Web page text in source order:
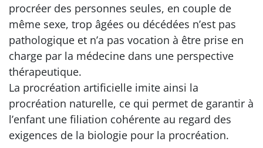
procréer des personnes seules, en couple de
même sexe, trop âgées ou décédées n’est pas
pathologique et n’a pas vocation à être prise en
charge par la médecine dans une perspective
thérapeutique.
La procréation artificielle imite ainsi la
procréation naturelle, ce qui permet de garantir à
l’enfant une filiation cohérente au regard des
exigences de la biologie pour la procréation.